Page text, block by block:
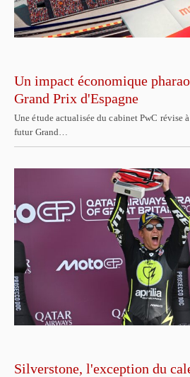
Un impact économique
Grand Prix d'Espagne
Une étude actualisée du cabinet PwC révise
futur Grand…
Silverstone, l'exception du